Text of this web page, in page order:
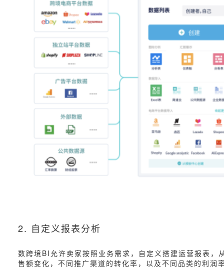
2. 自定义报表分析
数跨境BI允许卖家按照业务需求，自定义搭建运营报表
售额变化，不同推广渠道的转化率，以及不同品类的利润